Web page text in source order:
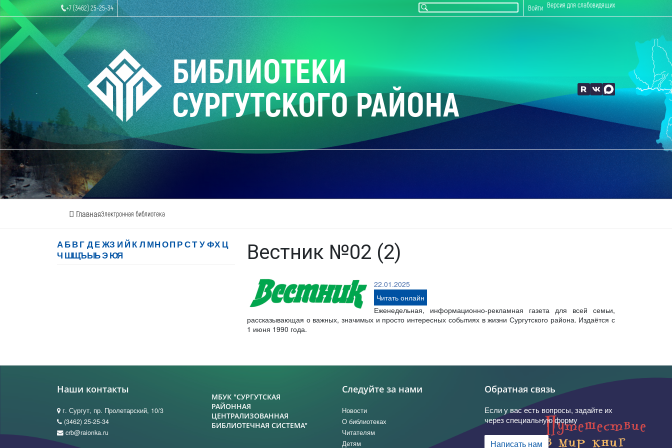
+7 (3462) 25-25-34 Версия для слабовидящих
Войти
БИБЛИОТЕКИ
СУРГУТСКОГО РАЙОНА
ГлавнаяЭлектронная библиотека
АБВГ ДЕЖЗ И Й К Л МНОП РСТ УФХ Ц
Ч ШЩЪЫЬЭЮЯ Вестник №02 (2)
22.01.2025
Читать онлайн
Еженедельная, информационно-рекламная газета для всей семьи,
рассказывающая о важных, значимых и просто интересных событиях в жизни Сургутского района. Издаётся с
1 июня 1990 года.
Наши контакты
г. Сургут, пр. Пролетарский, 10/3
(3462) 25-25-34
crb@raionka.ru
МБУК "СУРГУТСКАЯ
РАЙОННАЯ
ЦЕНТРАЛИЗОВАННАЯ
БИБЛИОТЕЧНАЯ СИСТЕМА"
Следуйте за нами
Новости
О библиотеках
Читателям
Детям
Обратная связь
Если у вас есть вопросы, задайте их
через специальную форму
Написать нам